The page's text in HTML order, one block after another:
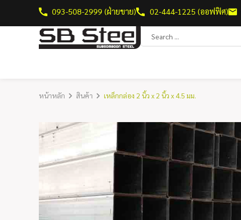
093-508-2999 (ฝ่ายขาย) 02-444-1225 (ออฟฟิศ)
หน้าหลัก สินค้า เหล็กกล่อง 2 นิ้ว x 2 นิ้ว x 4.5 มม.